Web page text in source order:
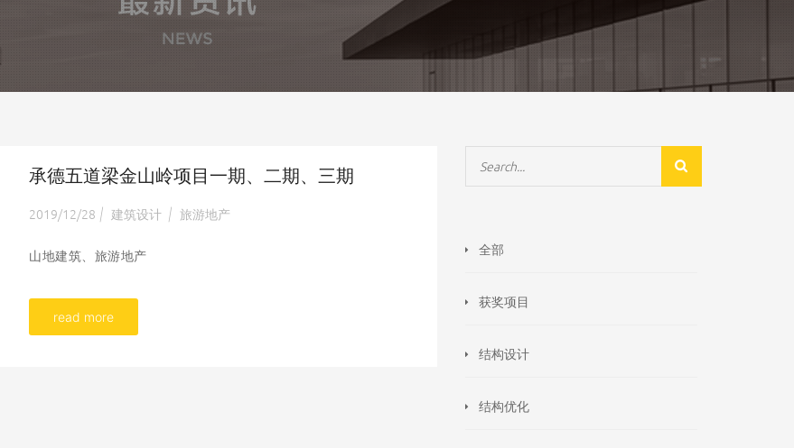
承德五道梁金山岭项目一期、二期、三期
2019/12/28 | 建筑设计 | 旅游地产
山地建筑、旅游地产
read more
全部
获奖项目
结构设计
结构优化